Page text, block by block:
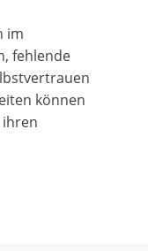
im
fehlende
können